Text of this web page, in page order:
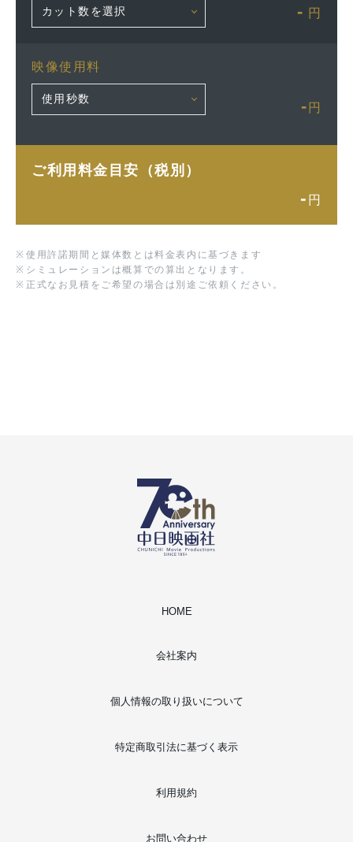
- 円
映像使用料
- 円
ご利用料金目安（税別）
- 円
※ 使用許諾期間と媒体数とは料金表内に基づきます
※ シミュレーションは概算での算出となります。
※ 正式なお見積をご希望の場合は別途ご依頼ください。
HOME
会社案内
個人情報の取り扱いについて
特定商取引法に基づく表示
利用規約
お問い合わせ